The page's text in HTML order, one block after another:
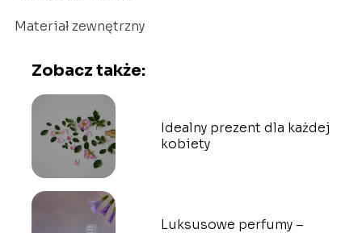
Materiał zewnętrzny
Zobacz także:
Idealny prezent dla każdej
kobiety
Luksusowe perfumy –